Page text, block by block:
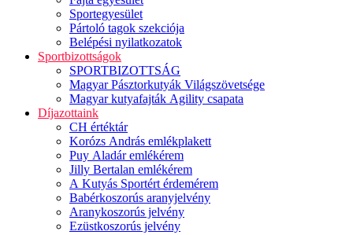
Sportegyesület
Pártoló tagok szekciója
Belépési nyilatkozatok
Sportbizottságok
SPORTBIZOTTSÁG
Magyar Pásztorkutyák Világszövetsége
Magyar kutyafajták Agility csapata
Díjazottaink
CH értéktár
Korózs András emlékplakett
Puy Aladár emlékérem
Jilly Bertalan emlékérem
A Kutyás Sportért érdemérem
Babérkoszorús aranyjelvény
Aranykoszorús jelvény
Ezüstkoszorús jelvény